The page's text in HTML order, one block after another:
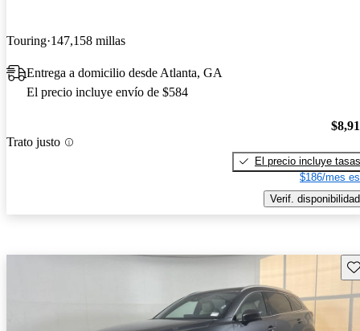
Touring 147,158 millas
Entrega a domicilio desde Atlanta, GA
El precio incluye envío de $584
Trato justo
El precio incluye tasas
$186/mes
Verif. disponibilidad